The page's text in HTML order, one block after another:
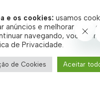
Spa 2026 - Todos
e os cookies: usamos
anúncios e melhorar a sua
navegando, você
de Privacidade.
de Cookies Aceitar